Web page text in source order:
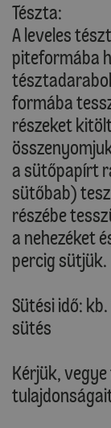
Tészta:
A leveles
piteformába
formába
részeket
a sütőpapírt
sütőbab)
részébe
a nehezéket
percig sütjük.
Sütési idő:
sütés
Kérjük,